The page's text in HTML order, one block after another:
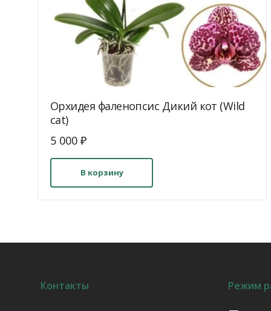
Орхидея фаленопсис Дикий кот (Wild
cat)
5 000 ₽
В корзину
Контакты Режим